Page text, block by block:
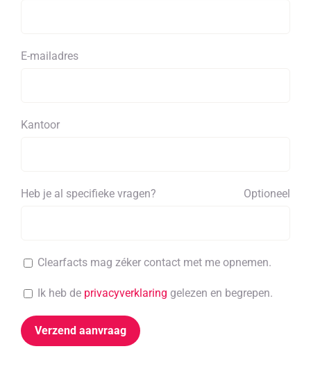
E-mailadres
Kantoor
Heb je al specifieke vragen? Optioneel
Clearfacts mag zéker contact met me opnemen.
Ik heb de privacyverklaring gelezen en begrepen.